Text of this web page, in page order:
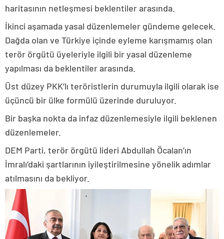
haritasının netleşmesi beklentiler arasında.
İkinci aşamada yasal düzenlemeler gündeme gelecek.
Dağda olan ve Türkiye içinde eyleme karışmamış olan
terör örgütü üyeleriyle ilgili bir yasal düzenleme
yapılması da beklentiler arasında.
Üst düzey PKK’lı teröristlerin durumuyla ilgili olarak ise
üçüncü bir ülke formülü üzerinde duruluyor.
Bir başka nokta da infaz düzenlemesiyle ilgili beklenen
düzenlemeler.
DEM Parti, terör örgütü lideri Abdullah Öcalan’ın
İmralı’daki şartlarının iyileştirilmesine yönelik adımlar
atılmasını da bekliyor.